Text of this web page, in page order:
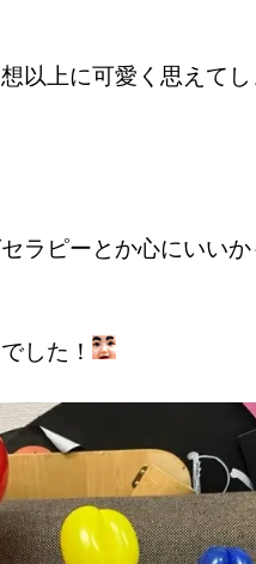
以上に可愛く思えてし
ラピーとか心にいい
した！